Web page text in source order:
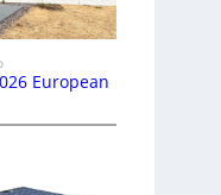
European